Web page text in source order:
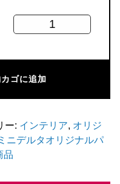
ゴに追加
ー: インテリア, オリジ
ミニデルタオリジナルパ
品